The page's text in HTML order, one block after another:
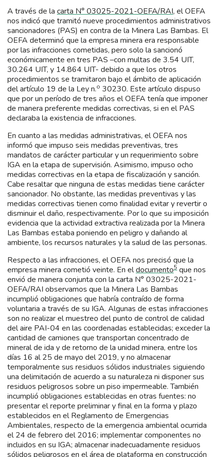
A través de la carta N° 03025-2021-OEFA/RAI, el OEFA
nos indicó que tramitó nueve procedimientos administrativos
sancionadores (PAS) en contra de la Minera Las Bambas. El
OEFA determinó que la empresa minera era responsable
por las infracciones cometidas, pero solo la sancionó
económicamente en tres PAS –con multas de 3.54 UIT,
30.264 UIT, y 14.864 UIT- debido a que los otros
procedimientos se tramitaron bajo el ámbito de aplicación
del artículo 19 de la Ley n.o 30230. Este artículo dispuso
que por un período de tres años el OEFA tenía que imponer
de manera preferente medidas correctivas, si en el PAS
declaraba la existencia de infracciones.
En cuanto a las medidas administrativas, el OEFA nos
informó que impuso seis medidas preventivas, tres
mandatos de carácter particular y un requerimiento sobre
IGA en la etapa de supervisión. Asimismo, impuso ocho
medidas correctivas en la etapa de fiscalización y sanción.
Cabe resaltar que ninguna de estas medidas tiene carácter
sancionador. No obstante, las medidas preventivas y las
medidas correctivas tienen como finalidad evitar y revertir o
disminuir el daño, respectivamente. Por lo que su imposición
evidencia que la actividad extractiva realizada por la Minera
Las Bambas estaba poniendo en peligro y dañando al
ambiente, los recursos naturales y la salud de las personas.
Respecto a las infracciones, el OEFA nos precisó que la
empresa minera cometió veinte. En eldocumento5 que nos
envió de manera conjunta con la carta N° 03025-2021-
OEFA/RAI observamos que la Minera Las Bambas
incumplió obligaciones que habría contraído de forma
voluntaria a través de su IGA. Algunas de estas infracciones
son no realizar el muestreo del punto de control de calidad
del aire PAI-04 en las coordenadas establecidas; exceder la
cantidad de camiones que transportan concentrado de
mineral de ida y de retorno de la unidad minera, entre los
días 16 al 25 de mayo del 2019, y no almacenar
temporalmente sus residuos sólidos industriales siguiendo
una delimitación de acuerdo a su naturaleza ni disponer sus
residuos peligrosos sobre un piso impermeable. También
incumplió obligaciones establecidas en otras fuentes: no
presentar el reporte preliminar y final en la forma y plazo
establecidos en el Reglamento de Emergencias
Ambientales, respecto de la emergencia ambiental ocurrida
el 24 de febrero del 2016; implementar componentes no
incluidos en su IGA; almacenar inadecuadamente residuos
sólidos peligrosos en el área de plataforma en construcción